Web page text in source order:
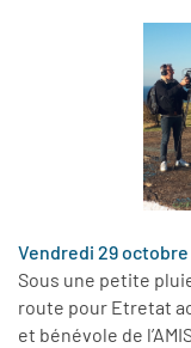
Vendredi 29 octobre
Sous une petite
route pour Etretat
et bénévole de